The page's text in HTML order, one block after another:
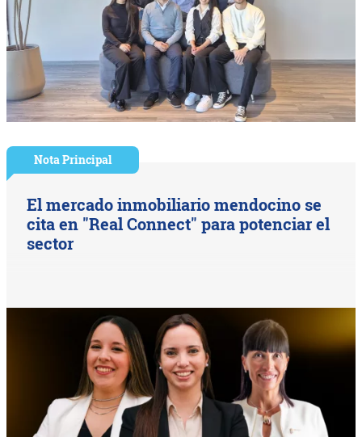
Nota Principal
El mercado inmobiliario mendocino se
cita en "Real Connect" para potenciar el
sector